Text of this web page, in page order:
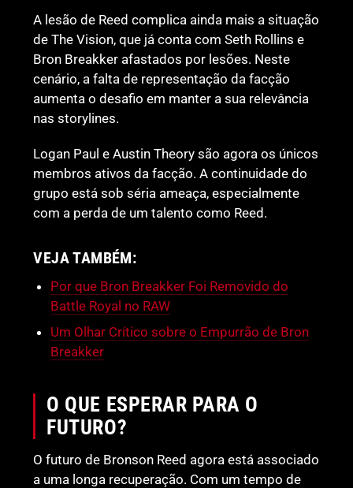
A lesão de Reed complica ainda mais a situação
de The Vision, que já conta com Seth Rollins e
Bron Breakker afastados por lesões. Neste
cenário, a falta de representação da facção
aumenta o desafio em manter a sua relevância
nas storylines.
Logan Paul e Austin Theory são agora os únicos
membros ativos da facção. A continuidade do
grupo está sob séria ameaça, especialmente
com a perda de um talento como Reed.
VEJA TAMBÉM:
Por que Bron Breakker Foi Removido do
Battle Royal no RAW
Um Olhar Crítico sobre o Empurrão de Bron
Breakker
O QUE ESPERAR PARA O
FUTURO?
O futuro de Bronson Reed agora está associado
a uma longa recuperação. Com um tempo de